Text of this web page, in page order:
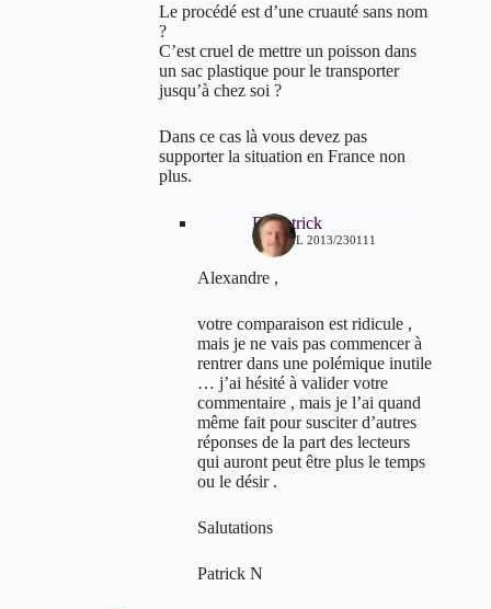
Le procédé est d’une cruauté sans nom
?
C’est cruel de mettre un poisson dans
un sac plastique pour le transporter
jusqu’à chez soi ?
Dans ce cas là vous devez pas
supporter la situation en France non
plus.
Dr patrick
10 AVRIL 2013/230111
Alexandre ,
votre comparaison est ridicule ,
mais je ne vais pas commencer à
rentrer dans une polémique inutile
… j’ai hésité à valider votre
commentaire , mais je l’ai quand
même fait pour susciter d’autres
réponses de la part des lecteurs
qui auront peut être plus le temps
ou le désir .
Salutations
Patrick N